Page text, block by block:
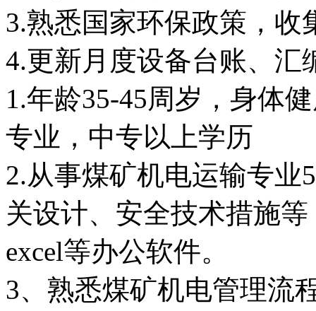
3.熟悉国家环保政策，
4.更新月度设备台账、汇
1.年龄35-45周岁，身体
专业，中专以上学历
2.从事煤矿机电运输专业
关设计、安全技术措施
excel等办公软件。
3、熟悉煤矿机电管理流